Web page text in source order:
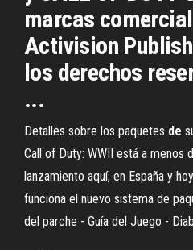
marcas
Activision
los derechos
...
Detalles sobre los paquetes de
Call of Duty: WWII está a menos
lanzamiento aquí, en España y
funciona el nuevo sistema de
del parche - Guía del Juego -